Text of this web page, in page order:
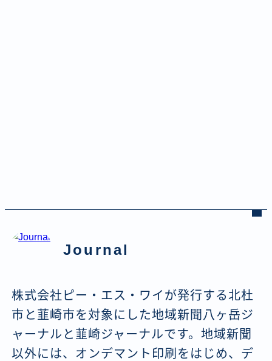
Journal
株式会社ピー・エス・ワイが発行する北杜
市と韮崎市を対象にした地域新聞八ヶ岳ジ
ャーナルと韮崎ジャーナルです。地域新聞
以外には、オンデマント印刷をはじめ、デ